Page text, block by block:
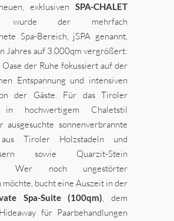
exklusiven SPA-CHALET
der mehrfach
Spa-Bereich, jSPA genannt,
Jahres auf 3.000qm vergrößert:
Oase der Ruhe fokussiert auf der
Entspannung und intensiven
der Gäste. Für das Tiroler
in hochwertigem Chaletstil
ausgesuchte sonnenverbrannte
Tiroler Holzstadeln und
sowie Quarzit-Stein
Wer noch ungestörter
möchte, bucht eine Auszeit in der
Spa-Suite (100qm), dem
für Paarbehandlungen